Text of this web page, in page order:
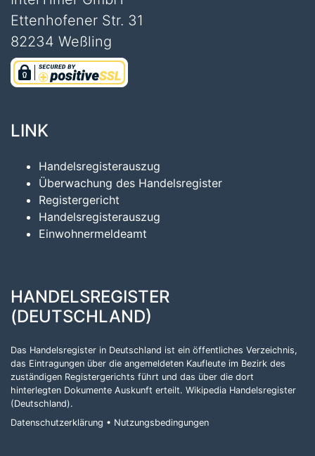
Ettenhofener Str. 31
82234 Weßling
LINK
Handelsregisterauszug
Überwachung des Handelsregister
Registergericht
Handelsregisterauszug
Einwohnermeldeamt
HANDELSREGISTER
(DEUTSCHLAND)
Das Handelsregister in Deutschland ist ein öffentliches Verzeichnis,
das Eintragungen über die angemeldeten Kaufleute im Bezirk des
zuständigen Registergerichts führt und das über die dort
hinterlegten Dokumente Auskunft erteilt. Wikipedia Handelsregister
(Deutschland).
Datenschutzerklärung • Nutzungsbedingungen